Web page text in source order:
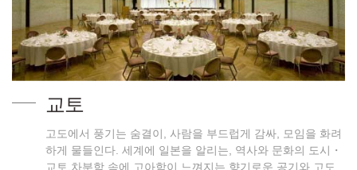
교토
고도에서 풍기는 숨결이, 사람을 부드럽게 감싸, 모임을 화려
하게 물들인다. 세계에 일본을 알리는, 역사와 문화의 도시・
교토.차분함 속에 고아함이 느껴지는 향기로운 공기와 고도